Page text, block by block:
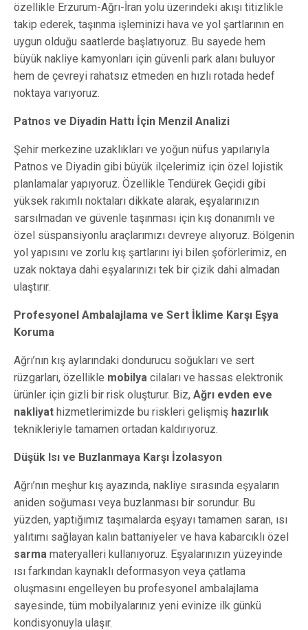
özellikle Erzurum-Ağrı-İran yolu üzerindeki akışı titizlikle
takip ederek, taşınma işleminizi hava ve yol şartlarının en
uygun olduğu saatlerde başlatıyoruz. Bu sayede hem
büyük nakliye kamyonları için güvenli park alanı buluyor
hem de çevreyi rahatsız etmeden en hızlı rotada hedef
noktaya varıyoruz.
Patnos ve Diyadin Hattı İçin Menzil Analizi
Şehir merkezine uzaklıkları ve yoğun nüfus yapılarıyla
Patnos ve Diyadin gibi büyük ilçelerimiz için özel lojistik
planlamalar yapıyoruz. Özellikle Tendürek Geçidi gibi
yüksek rakımlı noktaları dikkate alarak, eşyalarınızın
sarsılmadan ve güvenle taşınması için kış donanımlı ve
özel süspansiyonlu araçlarımızı devreye alıyoruz. Bölgenin
yol yapısını ve zorlu kış şartlarını iyi bilen şoförlerimiz, en
uzak noktaya dahi eşyalarınızı tek bir çizik dahi almadan
ulaştırır.
Profesyonel Ambalajlama ve Sert İklime Karşı Eşya
Koruma
Ağrı’nın kış aylarındaki dondurucu soğukları ve sert
rüzgarları, özellikle mobilya cilaları ve hassas elektronik
ürünler için gizli bir risk oluşturur. Biz, Ağrı evden eve
nakliyat hizmetlerimizde bu riskleri gelişmiş hazırlık
teknikleriyle tamamen ortadan kaldırıyoruz.
Düşük Isı ve Buzlanmaya Karşı İzolasyon
Ağrı’nın meşhur kış ayazında, nakliye sırasında eşyaların
aniden soğuması veya buzlanması bir sorundur. Bu
yüzden, yaptığımız taşımalarda eşyayı tamamen saran, ısı
yalıtımı sağlayan kalın battaniyeler ve hava kabarcıklı özel
sarma materyalleri kullanıyoruz. Eşyalarınızın yüzeyinde
ısı farkından kaynaklı deformasyon veya çatlama
oluşmasını engelleyen bu profesyonel ambalajlama
sayesinde, tüm mobilyalarınız yeni evinize ilk günkü
kondisyonuyla ulaşır.